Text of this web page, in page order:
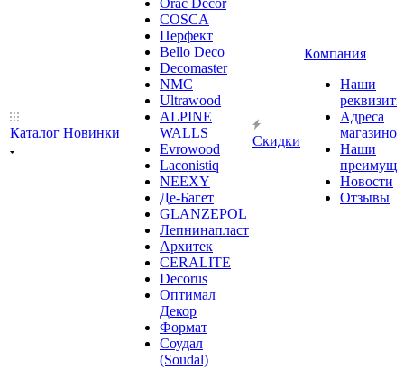
Каталог Новинки
Orac Decor
COSCA
Перфект
Bello Deco
Decomaster
NMС
Ultrawood
ALPINE
WALLS
Evrowood
Laconistiq
NEEXY
Де-Багет
GLANZEPOL
Лепнинапласт
Архитек
CERALITE
Decorus
Оптимал
Декор
Формат
Соудал
(Soudal)
Скидки
Компания
Наши
Адреса
магазинов
Наши
Новости
Отзывы